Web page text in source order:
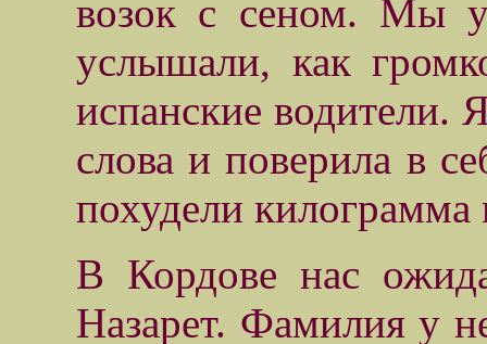
возок с сеном. Мы
услышали, как
испанские водители.
слова и поверила в
похудели килограмма
В Кордове нас
Назарет. Фамилия у